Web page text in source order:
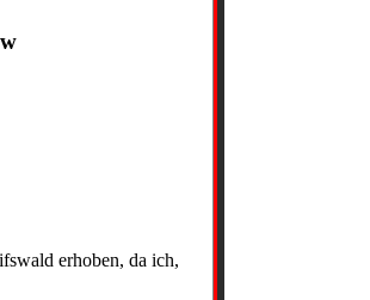
erhoben, da ich,